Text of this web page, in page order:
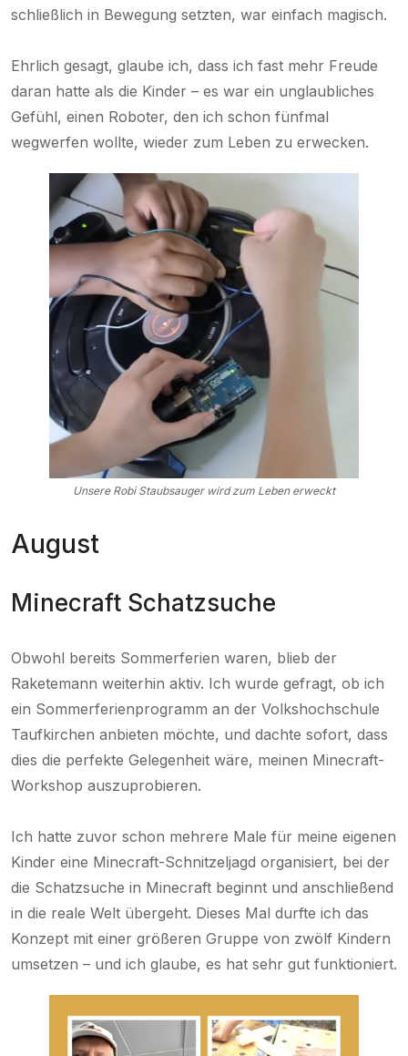
schließlich in Bewegung setzten, war einfach magisch.
Ehrlich gesagt, glaube ich, dass ich fast mehr Freude
daran hatte als die Kinder – es war ein unglaubliches
Gefühl, einen Roboter, den ich schon fünfmal
wegwerfen wollte, wieder zum Leben zu erwecken.
Unsere Robi Staubsauger wird zum Leben erweckt
August
Minecraft Schatzsuche
Obwohl bereits Sommerferien waren, blieb der
Raketemann weiterhin aktiv. Ich wurde gefragt, ob ich
ein Sommerferienprogramm an der Volkshochschule
Taufkirchen anbieten möchte, und dachte sofort, dass
dies die perfekte Gelegenheit wäre, meinen Minecraft-
Workshop auszuprobieren.
Ich hatte zuvor schon mehrere Male für meine eigenen
Kinder eine Minecraft-Schnitzeljagd organisiert, bei der
die Schatzsuche in Minecraft beginnt und anschließend
in die reale Welt übergeht. Dieses Mal durfte ich das
Konzept mit einer größeren Gruppe von zwölf Kindern
umsetzen – und ich glaube, es hat sehr gut funktioniert.